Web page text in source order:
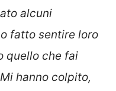
alcuni
fatto sentire loro
quello che fai
hanno colpito,